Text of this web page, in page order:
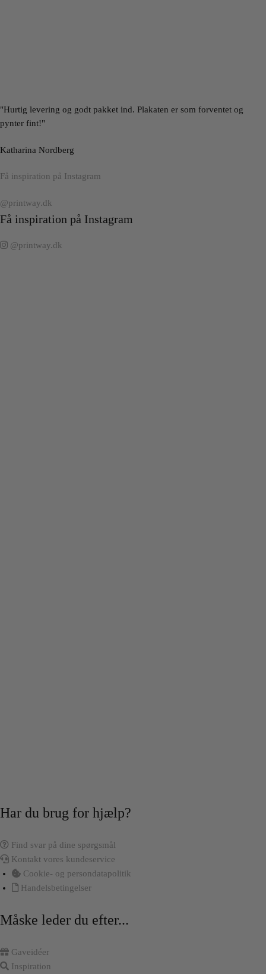
"Hurtig levering og godt pakket ind. Plakaten er som forventet og
pynter fint!"
Katharina Nordberg
Få inspiration på Instagram
@printway.dk
Få inspiration på Instagram
@printway.dk
Har du brug for hjælp?
Find svar på dine spørgsmål
Kontakt vores kundeservice
Cookie- og persondatapolitik
Handelsbetingelser
Måske leder du efter...
Gaveidéer
Inspiration